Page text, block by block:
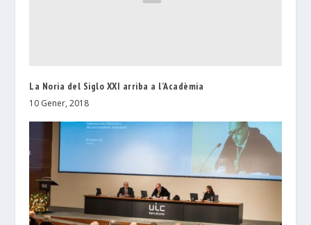
La Noria del Siglo XXI arriba a l’Acadèmia
10 Gener, 2018